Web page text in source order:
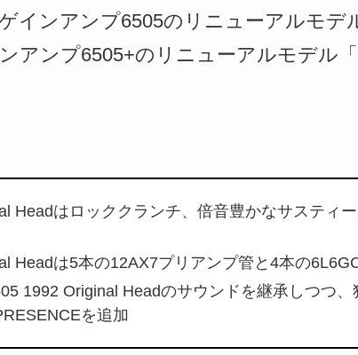
インアンプ6505のリニューアルモデ
アンプ6505+のリニューアルモデル
Headはロッククランチ、倍音豊かなサスティ
Headは5本の12AX7プリアンプ管と4本の
1992 Original Headのサウンドを継承しつつ、
を追加